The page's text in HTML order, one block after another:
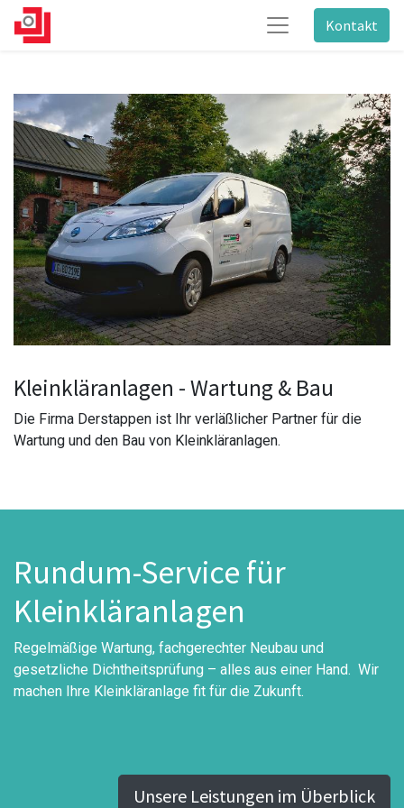
Kontakt
Kleinkläranlagen - Wartung & Bau
Die Firma Derstappen ist Ihr verläßlicher Partner für die
Wartung und den Bau von Kleinkläranlagen.
Rundum-Service für
Kleinkläranlagen
Regelmäßige Wartung, fachgerechter Neubau und
gesetzliche Dichtheitsprüfung – alles aus einer Hand. Wir
machen Ihre Kleinkläranlage fit für die Zukunft.
Unsere Leistungen im Überblick